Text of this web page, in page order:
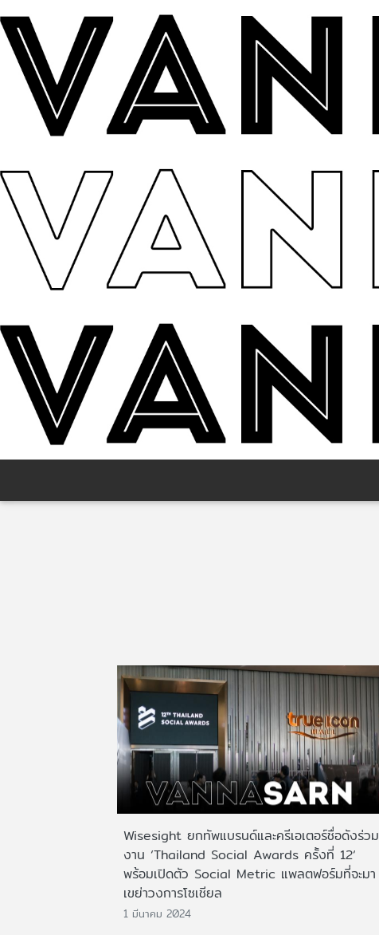
Wisesight ยกทัพแบรนด์และครีเอเตอร์ชื่อดังร่วม
งาน ‘Thailand Social Awards ครั้งที่ 12‘
พร้อมเปิดตัว Social Metric แพลตฟอร์มที่จะมา
เขย่าวงการโซเชียล
1 มีนาคม 2024